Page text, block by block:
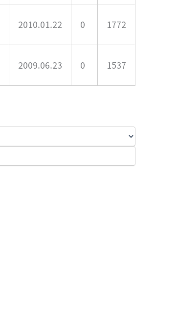
2010.01.22 0 1772
2009.06.23 0 1537